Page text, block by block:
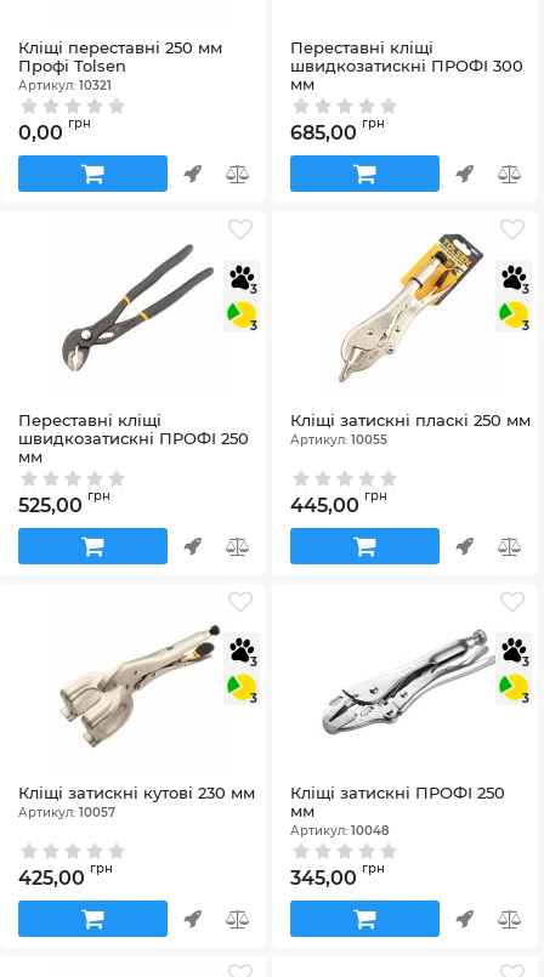
Кліщі переставні 250 мм
Профі Tolsen
Артикул: 10321
0,00 грн
Переставні кліщі
швидкозатискні ПРОФІ 300
мм
Артикул:10330
685,00 грн
3
3
Переставні кліщі
швидкозатискні ПРОФІ 250
мм
Артикул:10329
525,00 грн
3
3
Кліщі затискні пласкі 250 мм
Артикул: 10055
445,00 грн
3
3
Кліщі затискні кутові 230 мм
Артикул: 10057
425,00 грн
3
3
Кліщі затискні ПРОФІ 250
мм
Артикул: 10048
345,00 грн